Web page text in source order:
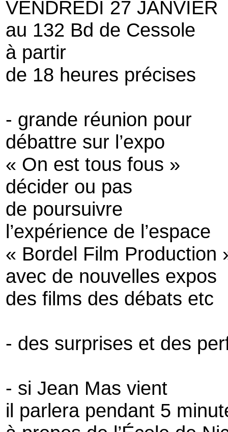
VENDREDI 27 JANVIER
au 132 Bd de Cessole
à partir
de 18 heures précises
- grande réunion pour
débattre sur l’expo
« On est tous fous »
décider ou pas
de poursuivre
l’expérience de l’espace
« Bordel Film Production
avec de nouvelles expos
des films des débats etc
- des surprises et des
- si Jean Mas vient
il parlera pendant 5